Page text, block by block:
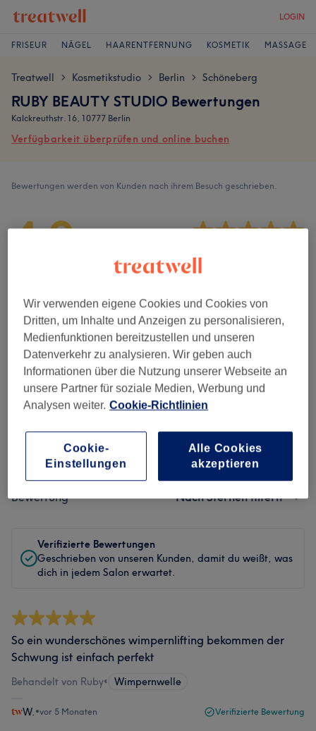
LOGIN
FRISEUR NÄGEL HAARENTFERNUNG KOSMETIK MASSAGE
Treatwell > Kosmetikstudio > Berlin > Schöneberg
RUBY BEAUTY STUDIO Bewertungen
Kalckreuthstr. 16, 10777 Berlin
Verfügbarkeit überprüfen und online buchen
Bewertungen werden von Kunden nach ihrem Besuch geschrieben.
4,9
Sauberkeit
Service
Behandlung Alle Bewertungen
Bewertung Nach Sternen filtern
Verifizierte Bewertungen
Geschrieben von unseren Kunden, damit du weißt, was
dich in jedem Salon erwartet.
So ein wunderschönes wimpernlifting bekommen der
Schwung ist einfach perfekt
Behandelt von Ruby• Wimpernwelle
W. •vor 5 Monaten Verifizierte Bewertung
Wir verwenden eigene Cookies und Cookies von
Dritten, um Inhalte und Anzeigen zu personalisieren,
Medienfunktionen bereitzustellen und unseren
Datenverkehr zu analysieren. Wir geben auch
Informationen über die Nutzung unserer Webseite an
unsere Partner für soziale Medien, Werbung und
Analysen weiter. Cookie-Richtlinien
Cookie-
Einstellungen
Alle Cookies
akzeptieren